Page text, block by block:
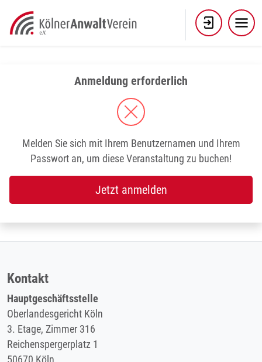
content
Anmeldung erforderlich
Melden Sie sich mit Ihrem Benutzernamen und Ihrem
Passwort an, um diese Veranstaltung zu buchen!
Jetzt anmelden
Kontakt
Hauptgeschäftsstelle
Oberlandesgericht Köln
3. Etage, Zimmer 316
Reichenspergerplatz 1
50670 Köln